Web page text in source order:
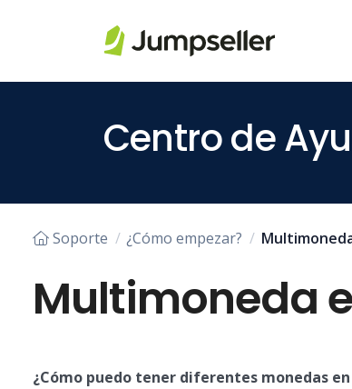
Saltar al contenido principal
Centro de
Soporte ¿Cómo empezar?
Multimoneda
¿Cómo puedo tener diferentes monedas